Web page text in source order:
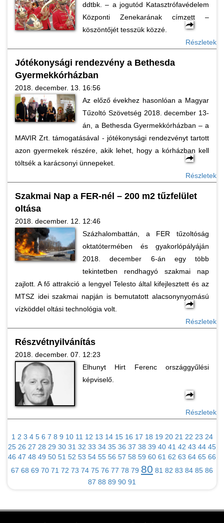
ddtbk. – a jogutód Katasztrófavédelem
Központi Zenekarának címzett –
köszöntőjét tesszük közzé.
Részletek
Jótékonysági rendezvény a Bethesda
Gyermekkórházban
2018. december. 13. 16:56
Az előző évekhez hasonlóan a Magyar
Tűzoltó Szövetség 2018. december 13-
án, a Bethesda Gyermekkórházban – a
MAVIR Zrt. támogatásával - jótékonysági rendezvényt tartott
azon gyermekek részére, akik lehet, hogy a kórházban kell
töltsék a karácsonyi ünnepeket.
Részletek
Szakmai Nap a FER-nél – 200 m2 tűzfelület
oltása
2018. december. 12. 12:46
Százhalombattán, a FER tűzoltóság
oktatótermében és gyakorlópályáján
2018. december 6-án egy több
tekintetben rendhagyó szakmai nap
zajlott. A fő attrakció a lengyel Telesto által kifejlesztett és az
MTSZ idei szakmai napján is bemutatott alacsonynyomású
vízköddel oltási technológia volt.
Részletek
Részvétnyilvánítás
2018. december. 07. 12:23
Elhunyt Hirt Ferenc országgyűlési
képviselő.
Részletek
1 2 3 4 5 6 7 8 9 10 11 12 13 14 15 16 17 18 19 20 21 22 23 24
25 26 27 28 29 30 31 32 33 34 35 36 37 38 39 40 41 42 43 44 45
46 47 48 49 50 51 52 53 54 55 56 57 58 59 60 61 62 63 64 65 66
67 68 69 70 71 72 73 74 75 76 77 78 79 80 81 82 83 84 85 86
87 88 89 90 91